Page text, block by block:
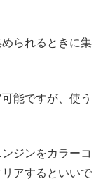
られるときに集
能ですが、使う
ジンをカラーコ
アするといいで